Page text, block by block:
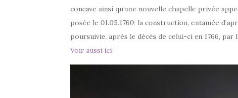
concave ainsi qu’une nouvelle chapelle privée
posée le 01.05.1760; la construction, entamée
poursuivie, après le décès de celui-ci en 1766, par
Voir aussi ici